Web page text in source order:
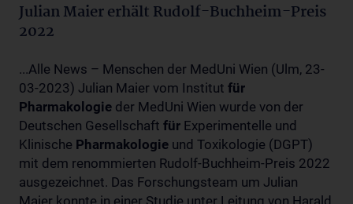
Julian Maier erhält Rudolf-Buchheim-Preis
2022
...Alle News – Menschen der MedUni Wien (Ulm, 23-
03-2023) Julian Maier vom Institut für
Pharmakologie der MedUni Wien wurde von der
Deutschen Gesellschaft für Experimentelle und
Klinische Pharmakologie und Toxikologie (DGPT)
mit dem renommierten Rudolf-Buchheim-Preis 2022
ausgezeichnet. Das Forschungsteam um Julian
Maier konnte in einer Studie unter Leitung von Harald